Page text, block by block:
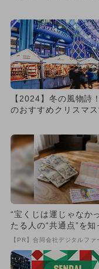
【2024】冬の風物詩
のおすすめクリスマス
“宝くじは運じゃなか
たる人の“共通点”を知
け
【PR】合同会社デジタルファ